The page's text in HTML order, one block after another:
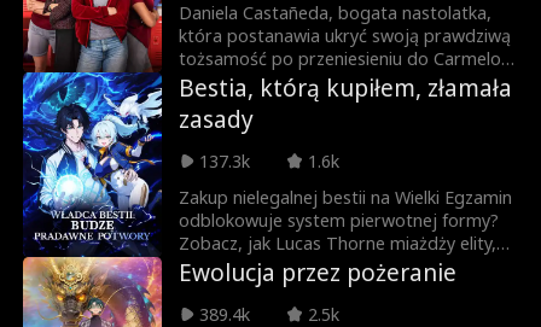
Daniela Castañeda, bogata nastolatka,
która postanawia ukryć swoją prawdziwą
tożsamość po przeniesieniu do Carmelo
High, publicznej szkoły średniej.
Zmęczona tym, że znana jest wyłącznie z
bogactwa swojej rodziny, Daniela ma
nadzieję nawiązać prawdziwe przyjaźnie i
doświadczyć normalnego życia nastolatki.
Jednak jej plany legły w gruzach, gdy
Camila Méndez, córka służącej rodziny
Castañeda, pojawiła się w szkole, udając
dziedziczkę fortuny Castañeda. Camila
szybko wspięła się na szczyt hierarchii
społecznej, podczas gdy Daniela znalazła
Bestia, którą kupiłem, złamała
zasady
137.3k
1.6k
Zakup nielegalnej bestii na Wielki Egzamin
odblokowuje system pierwotnej formy?
Zobacz, jak Lucas Thorne miażdży elity,
walczy z Kultem Pierwotnej Bestii,
odkrywa swoją przeszłość i zostaje
najlepszym Władcą Bestii!
Ewolucja przez pożeranie
389.4k
2.5k